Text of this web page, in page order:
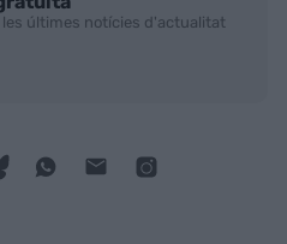
últimes notícies d'actualitat